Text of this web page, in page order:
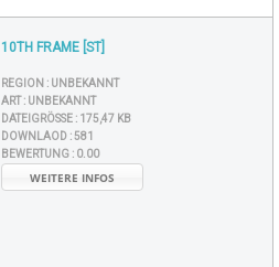
10TH FRAME [ST]
REGION : UNBEKANNT
ART : UNBEKANNT
DATEIGRÖSSE : 175,47 KB
DOWNLAOD :581
BEWERTUNG : 0.00
WEITERE INFOS